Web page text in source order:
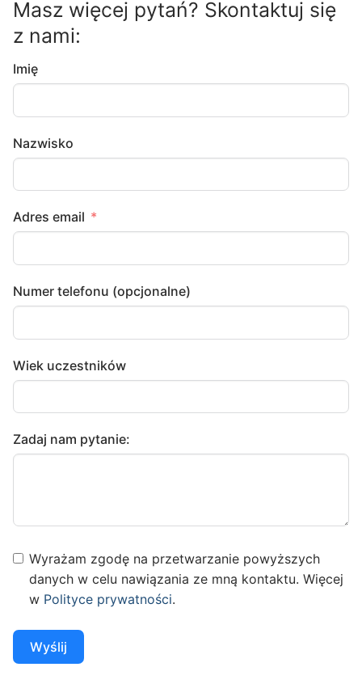
Masz więcej pytań? Skontaktuj się
z nami:
Imię
Nazwisko
Adres email
Numer telefonu (opcjonalne)
Wiek uczestników
Zadaj nam pytanie:
Wyrażam zgodę na przetwarzanie powyższych
danych w celu nawiązania ze mną kontaktu. Więcej
w Polityce prywatności.
Wyślij